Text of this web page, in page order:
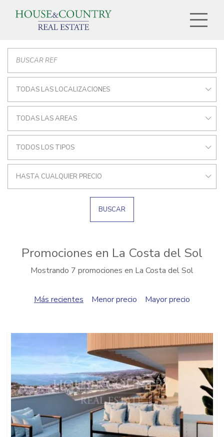
TODAS LAS LOCALIZACIONES
TODAS LAS AREAS
TODOS LOS TIPOS
HASTA CUALQUIER PRECIO
BUSCAR
Promociones en La Costa del Sol
Mostrando 7 promociones en La Costa del Sol
Más recientes Menor precio Mayor precio